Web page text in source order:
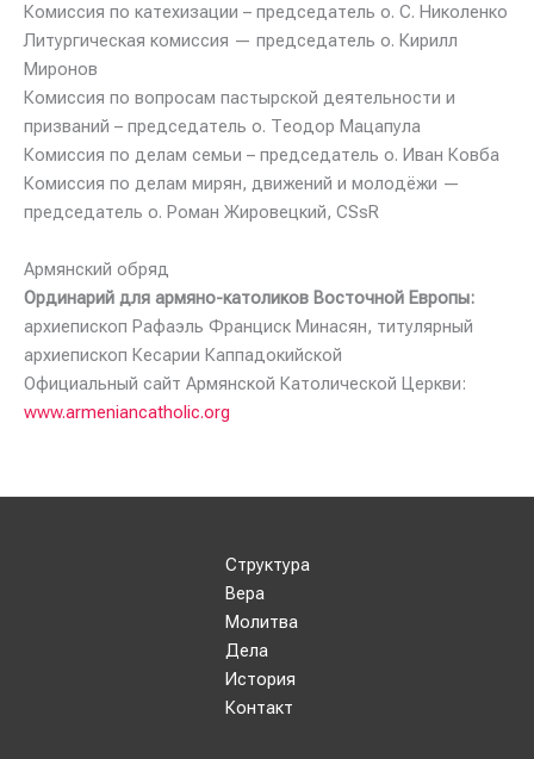
Комиссия по катехизации – председатель о. С. Николенко
Литургическая комиссия — председатель о. Кирилл
Миронов
Комиссия по вопросам пастырской деятельности и
призваний – председатель о. Теодор Мацапула
Комиссия по делам семьи – председатель о. Иван Ковба
Комиссия по делам мирян, движений и молодёжи —
председатель о. Роман Жировецкий, CSsR
Армянский обряд
Ординарий для армяно-католиков Восточной Европы:
архиепископ Рафаэль Франциск Минасян, титулярный
архиепископ Кесарии Каппадокийской
Официальный сайт Армянской Католической Церкви:
www.armeniancatholic.org
Структура
Вера
Молитва
Дела
История
Контакт